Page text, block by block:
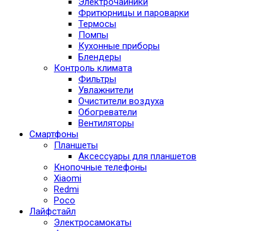
Фритюрницы и пароварки
Термосы
Помпы
Кухонные приборы
Блендеры
Контроль климата
Фильтры
Увлажнители
Очистители воздуха
Обогреватели
Вентиляторы
Смартфоны
Планшеты
Аксессуары для планшетов
Кнопочные телефоны
Xiaomi
Redmi
Poco
Лайфстайл
Электросамокаты